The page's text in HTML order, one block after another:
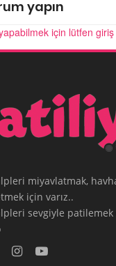
yapın
için lütfen giriş
miyavlatmak,
için varız..
sevgiyle